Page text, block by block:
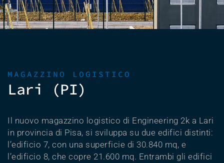
MAGAZZINO LOGISTICO
Lari (PI)
Il nuovo magazzino logistico di Engineering 2k a Lari
in provincia di Pisa, si sviluppa su due edifici distinti:
l’edificio 7, con una superficie di 30.840 mq, e
l’edificio 8, che copre 21.600 mq. Entrambi gli edifici